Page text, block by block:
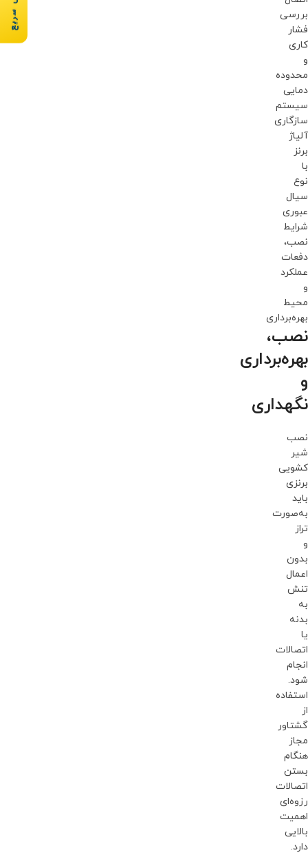
بررسی
فشار
کاری
و
محدوده
دمایی
سیستم
سازگاری
آلیاژ
برنز
با
نوع
سیال
عبوری
شرایط
نصب،
دفعات
عملکرد
و
محیط
بهره‌برداری
نصب،
بهره‌برداری
و
نگهداری
نصب
شیر
کشویی
برنزی
باید
به‌صورت
تراز
و
بدون
اعمال
تنش
به
بدنه
یا
اتصالات
انجام
شود.
استفاده
از
گشتاور
مجاز
هنگام
بستن
اتصالات
رزوه‌ای
اهمیت
بالایی
دارد.